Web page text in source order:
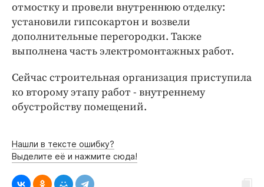
отмостку и провели внутреннюю отделку:
установили гипсокартон и возвели
дополнительные перегородки. Также
выполнена часть электромонтажных работ.
Сейчас строительная организация приступила
ко второму этапу работ - внутреннему
обустройству помещений.
Нашли в тексте ошибку?
Выделите её и нажмите сюда!